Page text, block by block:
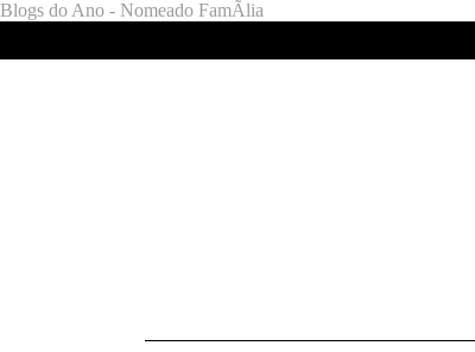
Blogs do Ano - Nomeado FamÃ­lia